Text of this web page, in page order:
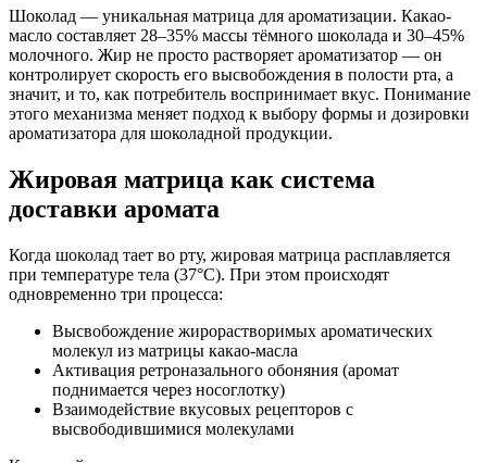
Шоколад — уникальная матрица для ароматизации. Какао-
масло составляет 28–35% массы тёмного шоколада и 30–45%
молочного. Жир не просто растворяет ароматизатор — он
контролирует скорость его высвобождения в полости рта, а
значит, и то, как потребитель воспринимает вкус. Понимание
этого механизма меняет подход к выбору формы и дозировки
ароматизатора для шоколадной продукции.
Жировая матрица как система
доставки аромата
Когда шоколад тает во рту, жировая матрица расплавляется
при температуре тела (37°C). При этом происходят
одновременно три процесса:
Высвобождение жирорастворимых ароматических
молекул из матрицы какао-масла
Активация ретроназального обоняния (аромат
поднимается через носоглотку)
Взаимодействие вкусовых рецепторов с
высвободившимися молекулами